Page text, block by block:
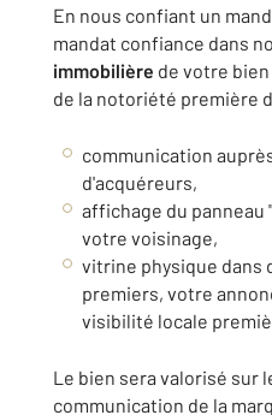
En nous confiant un
mandat confiance dans
immobilière de votre
de la notoriété première
communication
d'acquéreurs,
affichage du panneau
votre voisinage,
vitrine physique dans
premiers, votre
visibilité locale
Le bien sera valorisé sur
communication de la